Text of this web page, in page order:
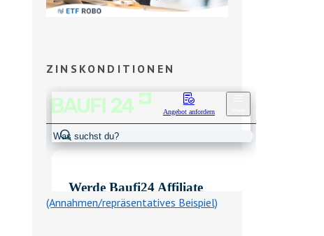
ZINSKONDITIONEN
(Annahmen/repräsentatives Beispiel)